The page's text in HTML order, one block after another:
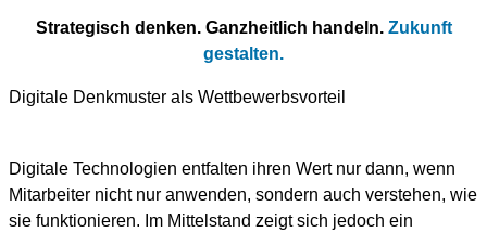
Strategisch denken. Ganzheitlich handeln. Zukunft
gestalten.
Digitale Denkmuster als Wettbewerbsvorteil
Digitale Technologien entfalten ihren Wert nur dann, wenn
Mitarbeiter nicht nur anwenden, sondern auch verstehen, wie
sie funktionieren. Im Mittelstand zeigt sich jedoch ein